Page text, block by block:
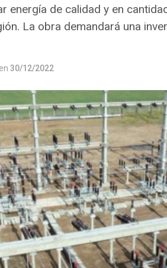
energía de calidad y en
La obra demandará una
en 30/12/2022